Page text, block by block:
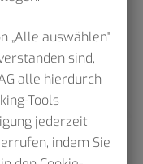
„Alle auswählen"
sind,
alle hierdurch
Tools
jederzeit
indem Sie